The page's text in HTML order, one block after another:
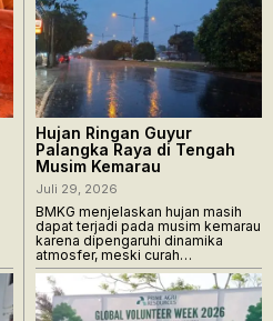
Hujan Ringan Guyur
Palangka Raya di Tengah
Musim Kemarau
Juli 29, 2026
BMKG menjelaskan hujan masih
dapat terjadi pada musim kemarau
karena dipengaruhi dinamika
atmosfer, meski curah…